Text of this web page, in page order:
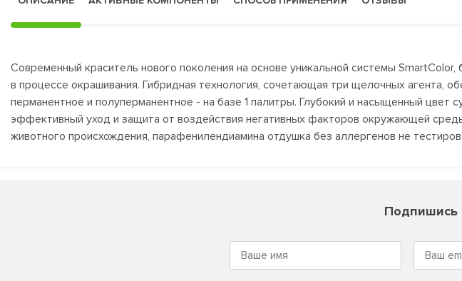
Современный краситель нового поколения на основе уникальной системы
в процессе окрашивания. Гибридная технология, сочетающая три щелочных агента,
перманентное и полуперманентное - на базе 1 палитры. Глубокий и насыщенный
эффективный уход и защита от воздействия негативных факторов окружающей
животного происхождения, парафенилендиамина отдушка без аллергенов не
Подпишись